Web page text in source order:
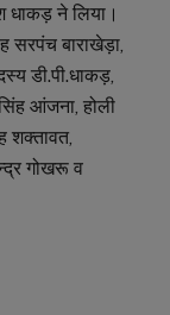
धाकड़ ने लिया।
सरपंच बाराखेड़ा,
डी.पी.धाकड़,
आंजना, होली
शक्तावत,
गोखरू व